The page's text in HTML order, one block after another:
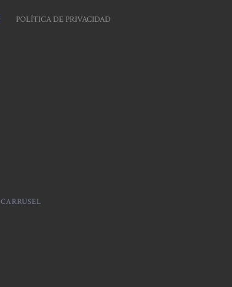
POLÍTICA DE PRIVACIDAD
CARRUSEL